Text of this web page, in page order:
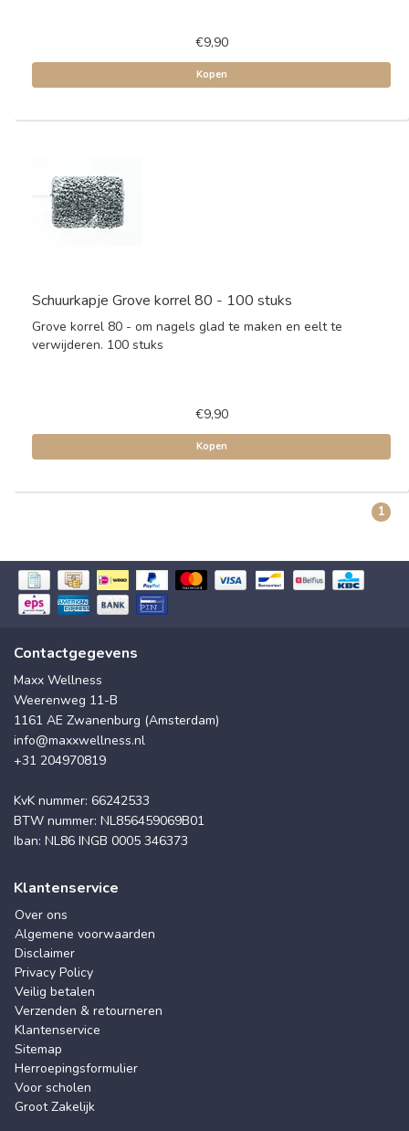
€9,90
Kopen
Schuurkapje Grove korrel 80 - 100 stuks
Grove korrel 80 - om nagels glad te maken en eelt te
verwijderen. 100 stuks
€9,90
Kopen
1
Contactgegevens
Maxx Wellness
Weerenweg 11-B
1161 AE Zwanenburg (Amsterdam)
info@maxxwellness.nl
+31 204970819
KvK nummer: 66242533
BTW nummer: NL856459069B01
Iban: NL86 INGB 0005 346373
Klantenservice
Over ons
Algemene voorwaarden
Disclaimer
Privacy Policy
Veilig betalen
Verzenden & retourneren
Klantenservice
Sitemap
Herroepingsformulier
Voor scholen
Groot Zakelijk